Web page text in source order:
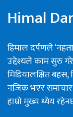
Himal
हिमाल दर्पणले
उद्देश्यले काम सुरु
मिडियालक्षित
नजिक भएर समाचार
हाम्रो मुख्य ध्येय